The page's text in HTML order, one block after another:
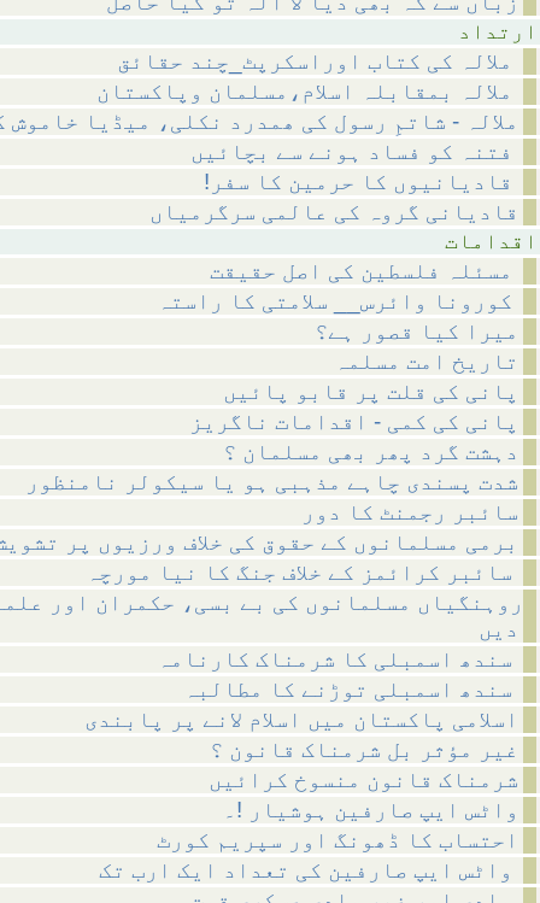
ملالہ - شاتمِ رسول کی ھمدرد نکلی، میڈیا خاموش
قادیانی گروہ کی عالمی سرگرمیاں
میرا کیا قصور ہے؟
تاریخ امت مسلمہ
پانی کی قلت پر قابو پائیں
پانی کی کمی - اقدامات ناگریز
دہشت گرد پھر بھی مسلمان ؟
شدت پسندی چاہے مذہبی ہو یا سیکولر نامنظور
سائبر رجمنٹ کا دور
برمی مسلمانوں کے حقوق کی خلاف ورزیوں پر
روہنگیاں مسلمانوں کی بے بسی، حکمران اور
دیں
اسلامی پاکستان میں اسلام لانے پر پابندی
غیر مؤثر بل شرمناک قانون ؟
شرمناک قانون منسوخ کرائیں
واٹس ایپ صارفین ہوشیار !۔
احتساب کا ڈھونگ اور سپریم کورٹ